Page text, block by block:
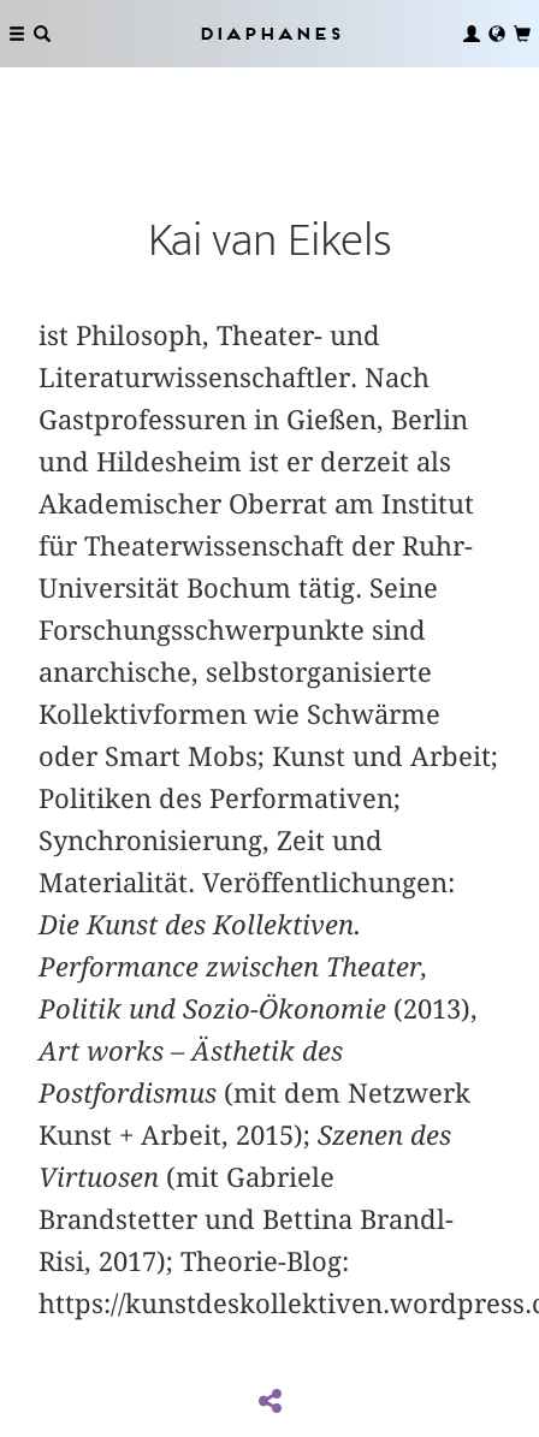
Diaphanes
Kai van Eikels
ist Philosoph, Theater- und
Literaturwissenschaftler. Nach
Gastprofessuren in Gießen, Berlin
und Hildesheim ist er derzeit als
Akademischer Oberrat am Institut
für Theaterwissenschaft der Ruhr-
Universität Bochum tätig. Seine
Forschungsschwerpunkte sind
anarchische, selbstorganisierte
Kollektivformen wie Schwärme
oder Smart Mobs; Kunst und Arbeit;
Politiken des Performativen;
Synchronisierung, Zeit und
Materialität. Veröffentlichungen:
Die Kunst des Kollektiven.
Performance ­zwischen Theater,
Politik und Sozio-Ökonomie (2013),
Art works – Ästhetik des
Postfordismus (mit dem Netzwerk
Kunst + Arbeit, 2015);Szenen des
Virtuosen (mit Gabriele
Brandstetter und Bettina Brandl-
Risi, 2017); Theorie-Blog:
https://